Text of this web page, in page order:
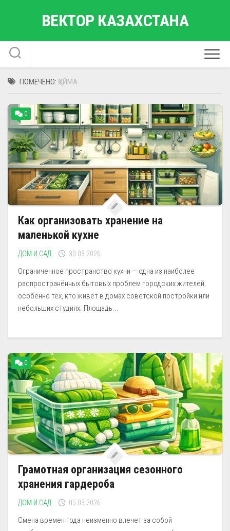
ВЕКТОР КАЗАХСТАНА
ПОМЕЧЕНО: ҚОЙМА
0
Как организовать хранение на
маленькой кухне
ДОМ И САД 30.03.2026
Ограниченное пространство кухни — одна из наиболее
распространённых бытовых проблем городских жителей,
особенно тех, кто живёт в домах советской постройки или
небольших студиях. Площадь...
0
Грамотная организация сезонного
хранения гардероба
ДОМ И САД 05.03.2026
Смена времен года неизменно влечет за собой